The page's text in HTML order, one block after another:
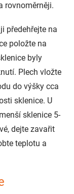
rovnoměrněji.
předehřejte na
položte na
byly
Plech vložte
do výšky cca
sklenice. U
sklenice 5-
dejte zavařit
teplotu a